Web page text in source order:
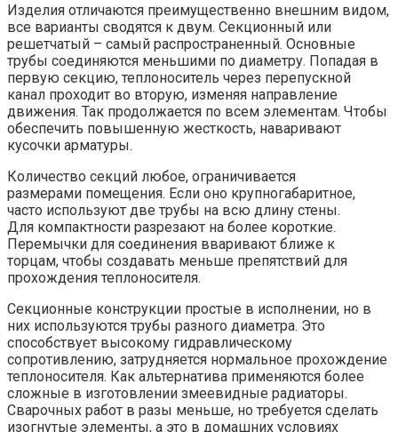
Изделия отличаются преимущественно внешним видом,
все варианты сводятся к двум. Секционный или
решетчатый – самый распространенный. Основные
трубы соединяются меньшими по диаметру. Попадая в
первую секцию, теплоноситель через перепускной
канал проходит во вторую, изменяя направление
движения. Так продолжается по всем элементам. Чтобы
обеспечить повышенную жесткость, наваривают
кусочки арматуры.
Количество секций любое, ограничивается
размерами помещения. Если оно крупногабаритное,
часто используют две трубы на всю длину стены.
Для компактности разрезают на более короткие.
Перемычки для соединения вваривают ближе к
торцам, чтобы создавать меньше препятствий для
прохождения теплоносителя.
Секционные конструкции простые в исполнении, но в
них используются трубы разного диаметра. Это
способствует высокому гидравлическому
сопротивлению, затрудняется нормальное прохождение
теплоносителя. Как альтернатива применяются более
сложные в изготовлении змеевидные радиаторы.
Сварочных работ в разы меньше, но требуется сделать
изогнутые элементы, а это в домашних условиях